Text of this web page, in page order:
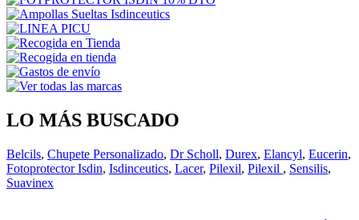
LO MÁS BUSCADO
Belcils, Chupete Personalizado, Dr Scholl, Durex, Elancyl, Eucerin,
Fotoprotector Isdin, Isdinceutics, Lacer, Pilexil, Pilexil , Sensilis,
Suavinex